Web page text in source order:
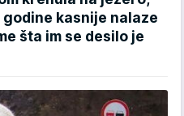
kasnije nalaze
šta im se desilo je